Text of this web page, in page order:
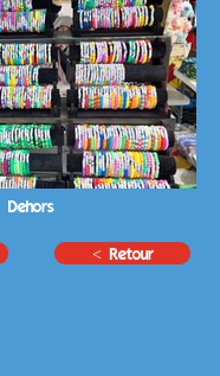
Dehors
< Retour